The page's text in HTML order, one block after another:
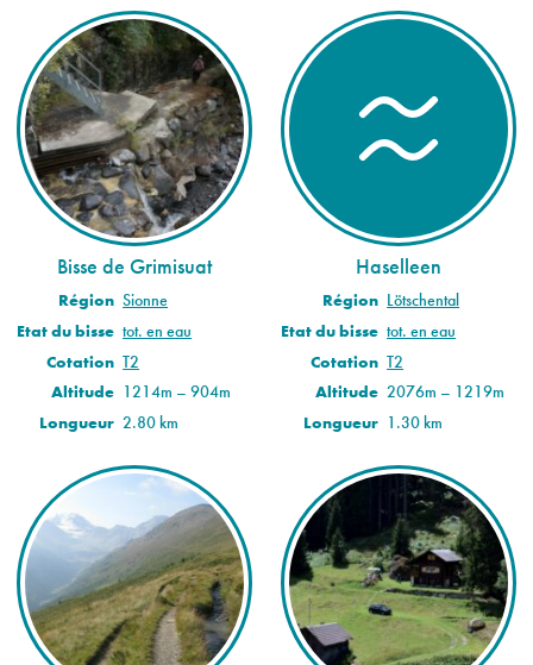
Bisse de Grimisuat
Région Sionne
Etat du bisse tot. en eau
Cotation T2
Altitude 1214m – 904m
Longueur 2.80 km
Haselleen
Région Lötschental
Etat du bisse tot. en eau
Cotation T2
Altitude 2076m – 1219m
Longueur 1.30 km